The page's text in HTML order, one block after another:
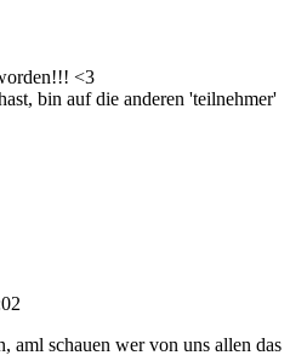
<3
bin auf die anderen 'teilnehmer'
aml schauen wer von uns allen das